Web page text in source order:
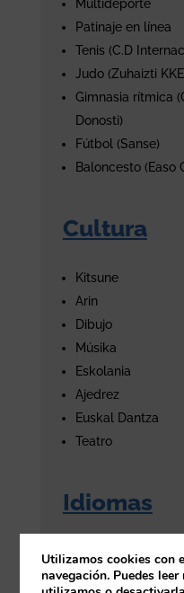
Multideporte
Patinaje en línea
Tenis (C.D
Judo (Zuhaizti
Gimnasia rítmica
Donosti)
Fútbol (Sanse)
Baloncesto (Easo
Cultura
Kitsune
Arin
Dibujo
Músika
Eskolania
Ajedrez
Euskal Dantza
Teatro
Idiomas
Haurrak Beti
English
Utilizamos cookies con
navegación. Puedes